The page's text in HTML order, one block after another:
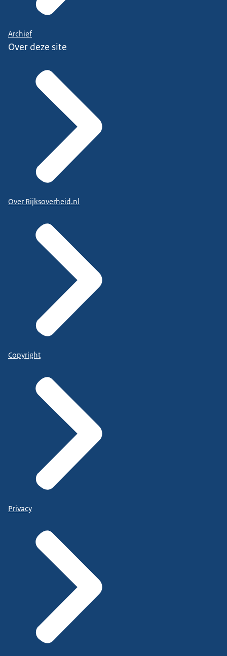
Archief
Over deze site
Over Rijksoverheid.nl
Copyright
Privacy